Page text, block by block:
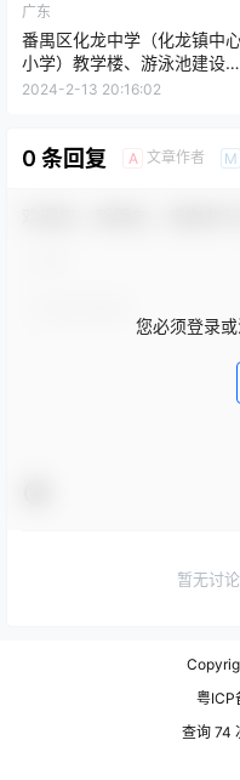
广东
番禺区化龙中学（化龙镇中
小学）教学楼、游泳池建设及
改造综合楼体育馆建设工程施
2024-2-13 20:16:02
0 条回复 A 文章作者 M
您必须登录
暂无讨
粤ICP
查询 74